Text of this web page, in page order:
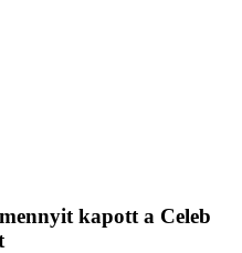
kapott a Celeb